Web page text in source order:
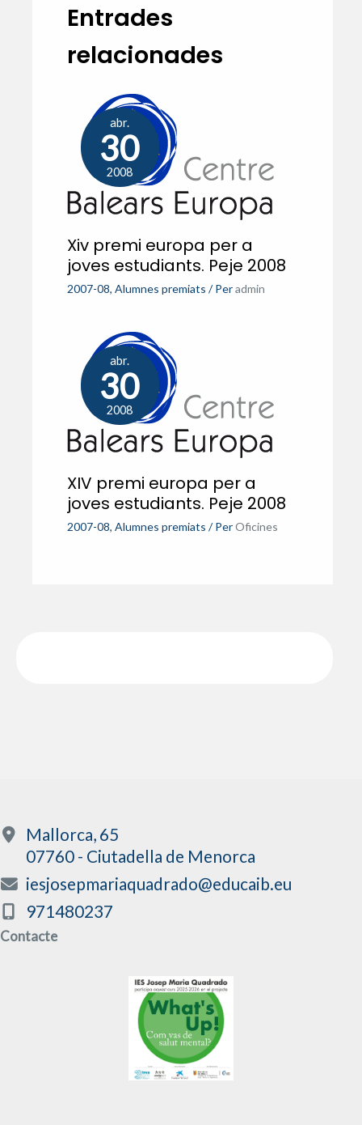
Entrades
relacionades
abr.
30
2008
Xiv premi europa per a
joves estudiants. Peje 2008
2007-08, Alumnes premiats / Per admin
abr.
30
2008
XIV premi europa per a
joves estudiants. Peje 2008
2007-08, Alumnes premiats / Per Oficines
Mallorca, 65
07760 - Ciutadella de Menorca
iesjosepmariaquadrado@educaib.eu
971480237
Contacte